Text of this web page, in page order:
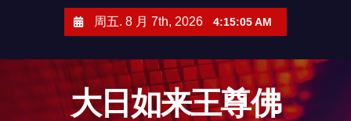
周五. 8 月 7th, 2026 4:15:06 AM
大日如来王尊佛